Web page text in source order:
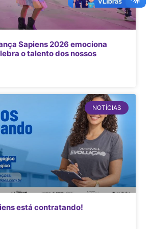
Sapiens 2026 emociona
o talento dos nossos
NOTÍCIAS
está contratando!